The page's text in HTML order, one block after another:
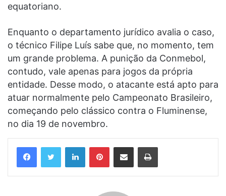
equatoriano.
Enquanto o departamento jurídico avalia o caso,
o técnico Filipe Luís sabe que, no momento, tem
um grande problema. A punição da Conmebol,
contudo, vale apenas para jogos da própria
entidade. Desse modo, o atacante está apto para
atuar normalmente pelo Campeonato Brasileiro,
começando pelo clássico contra o Fluminense,
no dia 19 de novembro.
LinkedinPinterestCompartilhar via e-mail Imprimir